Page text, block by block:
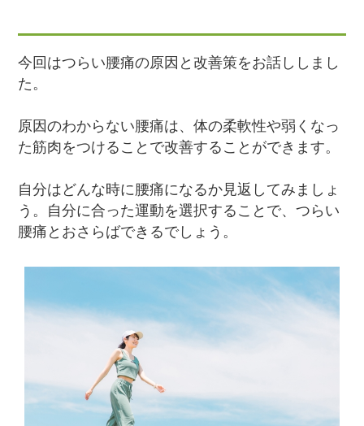
今回はつらい腰痛の原因と改善策をお話ししまし
た。
原因のわからない腰痛は、体の柔軟性や弱くなっ
た筋肉をつけることで改善することができます。
自分はどんな時に腰痛になるか見返してみましょ
う。自分に合った運動を選択することで、つらい
腰痛とおさらばできるでしょう。